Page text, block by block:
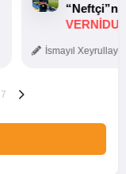
İsmayıl
7